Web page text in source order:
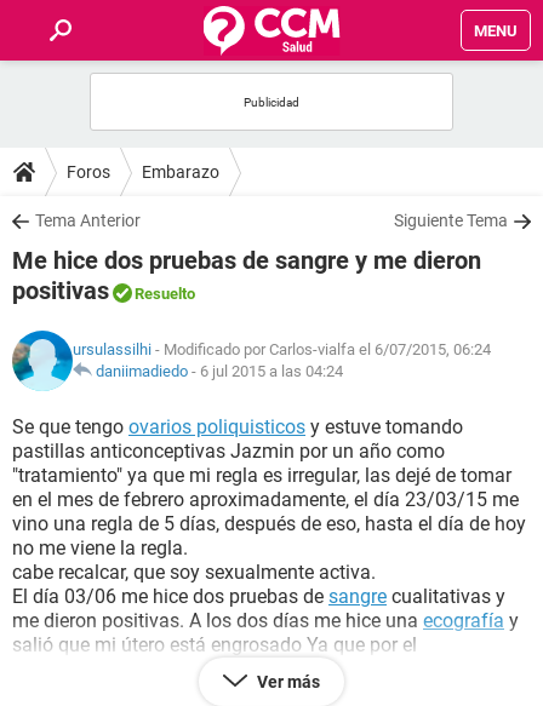
MENU
FOROS
SALUD
FAMILIA
NUTRICIÓN
SEXUALIDAD
GLOSARIO
Foros Embarazo
Tema Anterior Siguiente Tema
Me hice dos pruebas de sangre y me dieron
positivas
Resuelto
ursulassilhi - Modificado por Carlos-vialfa el 6/07/2015, 06:24
daniimadiedo - 6 jul 2015 a las 04:24
Se que tengo ovarios poliquisticos y estuve tomando
pastillas anticonceptivas Jazmin por un año como
"tratamiento" ya que mi regla es irregular, las dejé de tomar
en el mes de febrero aproximadamente, el día 23/03/15 me
vino una regla de 5 días, después de eso, hasta el día de hoy
no me viene la regla.
cabe recalcar, que soy sexualmente activa.
El día 03/06 me hice dos pruebas de sangre cualitativas y
me dieron positivas. A los dos días me hice una ecografía y
salió que mi útero está engrosado Ya que por el
engrosamiento de mi útero debería de tener 3 semanas . Sin
embargo me hice otra ecografia dos semanas después, y
Ver más